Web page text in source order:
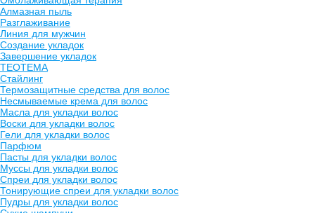
Алмазная пыль
Разглаживание
Линия для мужчин
Создание укладок
Завершение укладок
TEOTEMA
Стайлинг
Термозащитные средства для волос
Несмываемые крема для волос
Масла для укладки волос
Воски для укладки волос
Гели для укладки волос
Парфюм
Пасты для укладки волос
Муссы для укладки волос
Спреи для укладки волос
Тонирующие спреи для укладки волос
Пудры для укладки волос